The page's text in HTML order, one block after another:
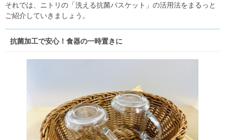
それでは、ニトリの「洗える抗菌バスケット」の活用法をまるっと
ご紹介していきましょう。
抗菌加工で安心！食器の一時置きに